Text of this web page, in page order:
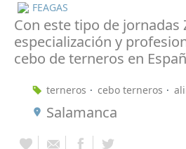
FEAGAS
Con este tipo de
especialización y
cebo de terneros en
terneros cebo terneros
Salamanca